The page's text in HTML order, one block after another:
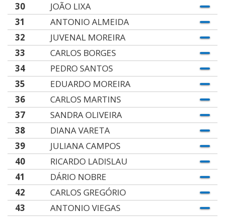
30
JOÃO LIXA
31
ANTONIO ALMEIDA
32
JUVENAL MOREIRA
33
CARLOS BORGES
34
PEDRO SANTOS
35
EDUARDO MOREIRA
36
CARLOS MARTINS
37
SANDRA OLIVEIRA
38
DIANA VARETA
39
JULIANA CAMPOS
40
RICARDO LADISLAU
41
DÁRIO NOBRE
42
CARLOS GREGÓRIO
43
ANTONIO VIEGAS